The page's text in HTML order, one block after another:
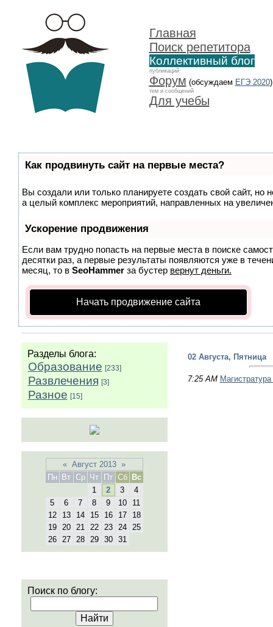
Главная
Поиск репетитора
Коллективный блог
публикаций
Форум (обсуждаем ЕГЭ 2020)
тем и сообщений
Для учебы
Как продвинуть сайт на первые места?
Вы создали или только планируете создать свой сайт, но
а целый комплекс мероприятий, направленных на
Ускорение продвижения
Если вам трудно попасть на первые места в поиске
десятки раз, а первые результаты появляются уже в
месяц, то в SeoHammer за бустер вернут деньги.
Начать продвижение сайта
Разделы блога:
Образование [233]
Развлечения [3]
Разное [15]
« Август 2013 »
Пн
Вт Ср Чт Пт Сб
Вс
1
2 3
4
5
6 7 8 9 10
11
12
13 14 15 16 17
18
19
20 21 22 23 24
25
26
27 28 29 30 31
Поиск по блогу:
02 Августа, Пятница
7:25 AM